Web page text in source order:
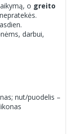
o greito
darbui,
nut/puodelis –